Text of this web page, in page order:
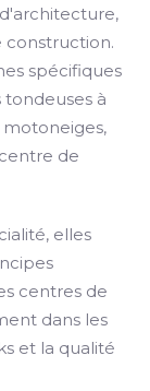
construction.
spécifiques
tondeuses à
motoneiges,
de
elles
centres de
dans les
et la qualité